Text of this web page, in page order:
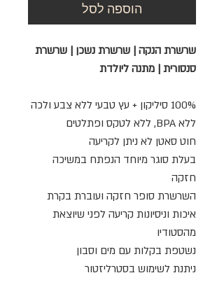
הוספה לסל
שרשרת הנקה | שרשרת נשכן | שרשרת
סנסורית | מתנה ליולדת
100% סיליקון + עץ טבעי ללא צבע ולכה
ללא BPA, ללא לטקס ופתלטים
חוט סאטן לא ניתן לקריעה
בעלת סוגר מיוחד הנפתח במשיכה
חזקה
השרשרת סופר חזקה ועוברת בקרת
איכות וניסיונות קריעה לפני שיוצאת
מהסטודיו
נשטפת בקלות עם מים וסבון
ניתנת לשימוש בסטרליזטור